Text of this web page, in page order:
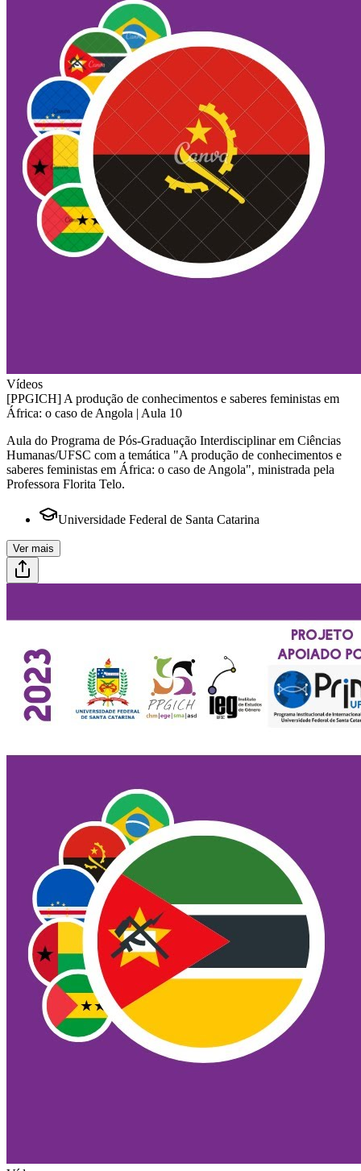
Vídeos
[PPGICH] A produção de conhecimentos e saberes feministas em
África: o caso de Angola | Aula 10
Aula do Programa de Pós-Graduação Interdisciplinar em Ciências
Humanas/UFSC com a temática "A produção de conhecimentos e
saberes feministas em África: o caso de Angola", ministrada pela
Professora Florita Telo.
Universidade Federal de Santa Catarina
Ver mais